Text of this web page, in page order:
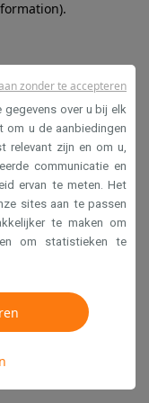
.
over u bij elk
om u de aanbiedingen
relevant zijn en om u,
communicatie en
ervan te meten. Het
sites aan te passen
te maken om
om statistieken te
zonder te accepteren